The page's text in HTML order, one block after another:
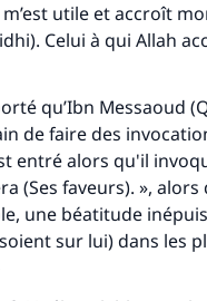
utile et accroît
Celui à qui Allah
qu’Ibn Messaoud
de faire des
entré alors qu'il
(Ses faveurs). », alors
une béatitude
sur lui) dans les